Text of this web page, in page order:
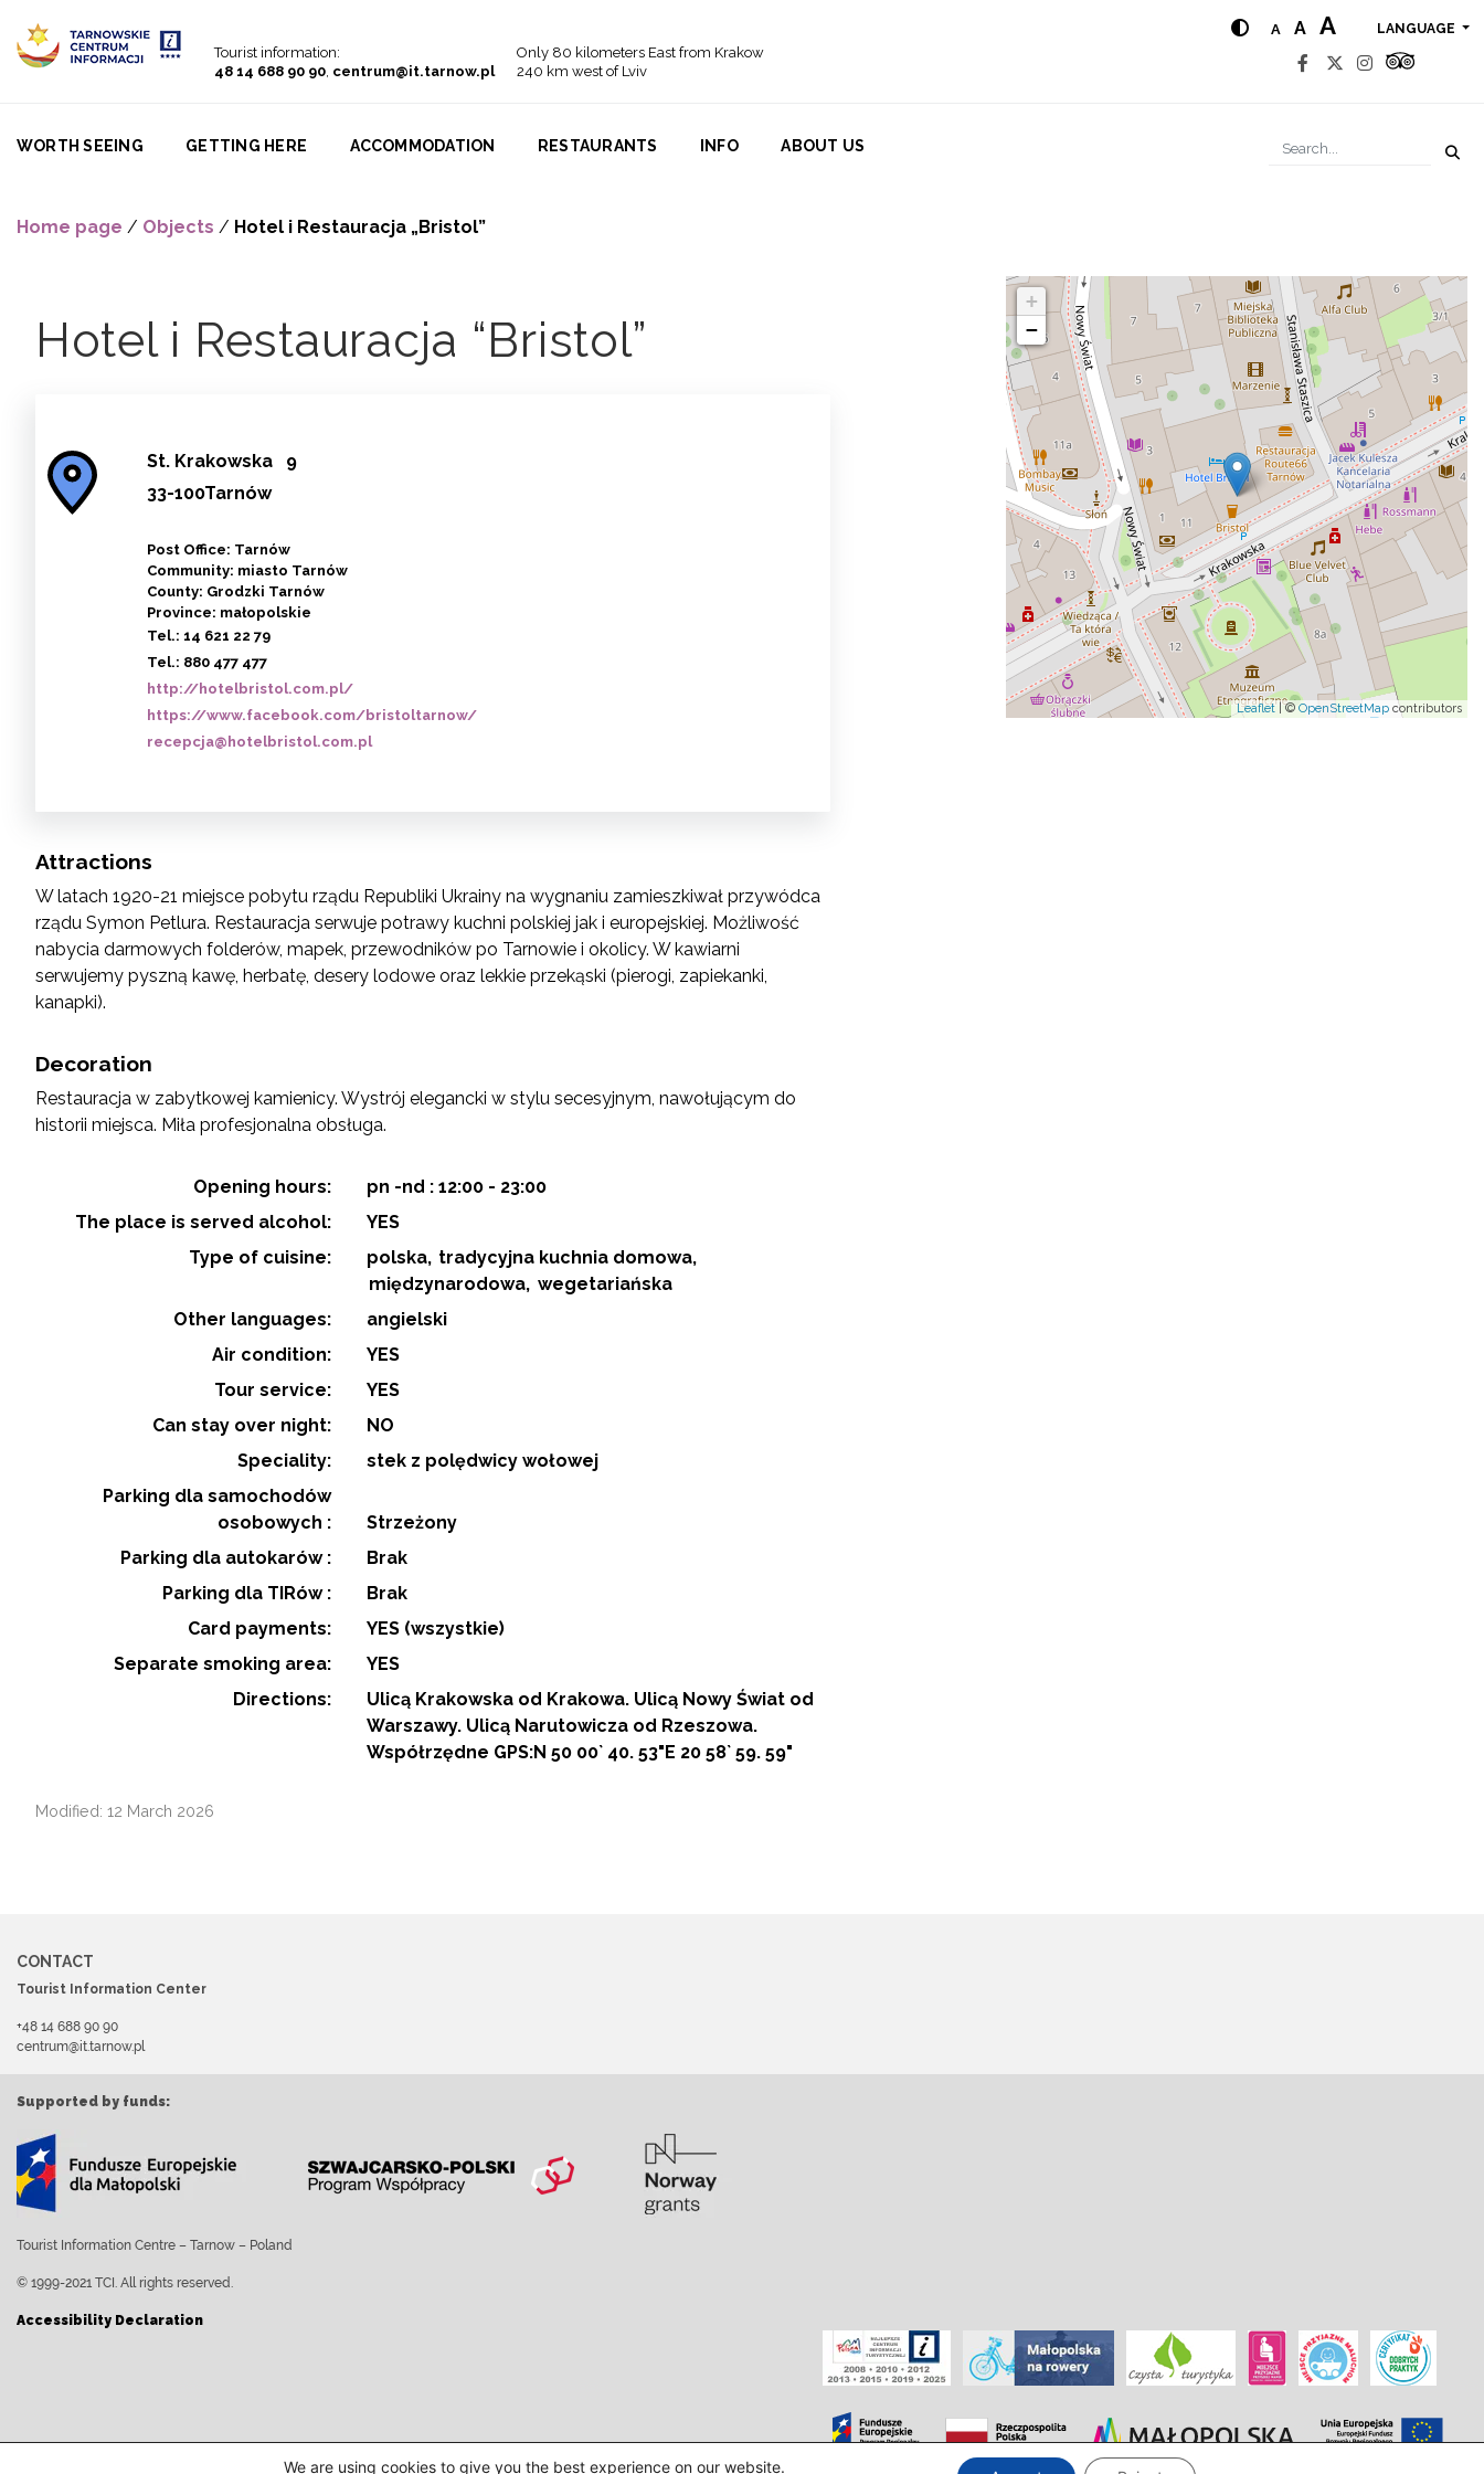
Tourist information:
48 14 688 90 90, centrum@it.tarnow.pl
Only 80 kilometers East from Krakow
240 km west of Lviv
A A A LANGUAGE
WORTH SEEING GETTING HERE ACCOMMODATION RESTAURANTS INFO ABOUT US
Home page / Objects / Hotel i Restauracja „Bristol”
Hotel i Restauracja “Bristol”
St. Krakowska
9
33-100Tarnów
Post Office: Tarnów
Community: miasto Tarnów
County: Grodzki Tarnów
Province: małopolskie
Tel.: 14 621 22 79
Tel.: 880 477 477
http://hotelbristol.com.pl/
https://www.facebook.com/bristoltarnow/
recepcja@hotelbristol.com.pl
Attractions
W latach 1920-21 miejsce pobytu rządu Republiki Ukrainy na wygnaniu zamieszkiwał przywódca
rządu Symon Petlura. Restauracja serwuje potrawy kuchni polskiej jak i europejskiej. Możliwość
nabycia darmowych folderów, mapek, przewodników po Tarnowie i okolicy. W kawiarni
serwujemy pyszną kawę, herbatę, desery lodowe oraz lekkie przekąski (pierogi, zapiekanki,
kanapki).
Decoration
Restauracja w zabytkowej kamienicy. Wystrój elegancki w stylu secesyjnym, nawołującym do
historii miejsca. Miła profesjonalna obsługa.
Opening hours:
pn -nd : 12:00 - 23:00
The place is served alcohol:
YES
Type of cuisine:
polska tradycyjna kuchnia domowa
międzynarodowa wegetariańska
Other languages:
angielski
Air condition:
YES
Tour service:
YES
Can stay over night:
NO
Speciality:
stek z polędwicy wołowej
Parking dla samochodów
osobowych :
Strzeżony
Parking dla autokarów :
Brak
Parking dla TIRów :
Brak
Card payments:
YES (wszystkie)
Separate smoking area:
YES
Directions:
Ulicą Krakowska od Krakowa. Ulicą Nowy Świat od
Warszawy. Ulicą Narutowicza od Rzeszowa.
Współrzędne GPS:N 50 00` 40. 53"E 20 58` 59. 59"
Modified: 12 March 2026
+
−
Leaflet| © OpenStreetMap contributors
CONTACT
Tourist Information Center
+48 14 688 90 90
centrum@it.tarnow.pl
Supported by funds:
Tourist Information Centre – Tarnow – Poland
© 1999-2021 TCI. All rights reserved.
Accessibility Declaration
We are using cookies to give you the best experience on our website.